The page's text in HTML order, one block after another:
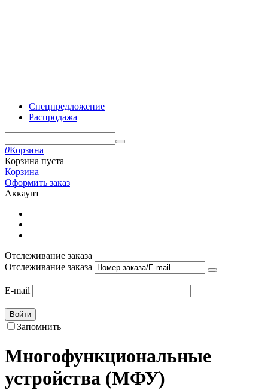
Спецпредложение
Распродажа
0Корзина
Корзина пуста
Корзина
Оформить заказ
Аккаунт
Отслеживание заказа
Отслеживание заказа
E-mail
Войти
Запомнить
Многофункциональные
устройства (МФУ)